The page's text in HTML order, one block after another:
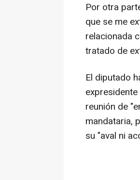
Por otra
que se me
relacionada
tratado de
El diputado
reunión de
mandataria,
su "aval ni